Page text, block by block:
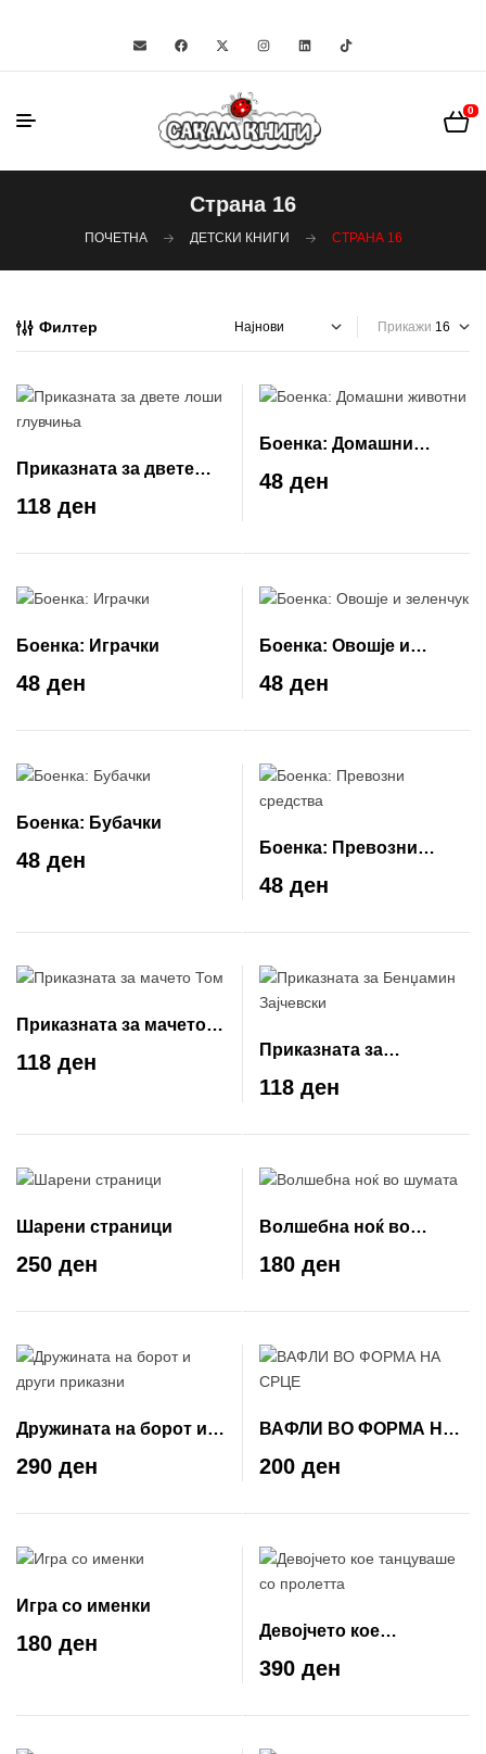
0
Страна 16
ПОЧЕТНА ДЕТСКИ КНИГИ СТРАНА 16
Филтер Прикажи
Приказната за двете
лоши глувчиња
118 ден
Боенка: Домашни
животни
48 ден
Боенка: Играчки
48 ден
Боенка: Овошје и
зеленчук
48 ден
Боенка: Бубачки
48 ден
Боенка: Превозни
средства
48 ден
Приказната за мачето
Том
118 ден
Приказната за
Бенџамин Зајчевски
118 ден
Шарени страници
250 ден
Волшебна ноќ во
шумата
180 ден
Дружината на борот и
други приказни
290 ден
ВАФЛИ ВО ФОРМА НА
СРЦЕ
200 ден
Игра со именки
180 ден
Девојчето кое
танцуваше со пролетта
390 ден